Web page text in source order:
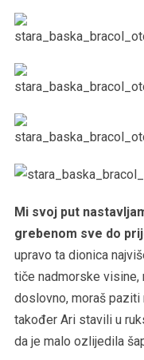
Mi svoj put
grebenom sve do
upravo ta dionica
tiče nadmorske visine,
doslovno, moraš paziti
također Ari stavili u
da je malo ozlijedila